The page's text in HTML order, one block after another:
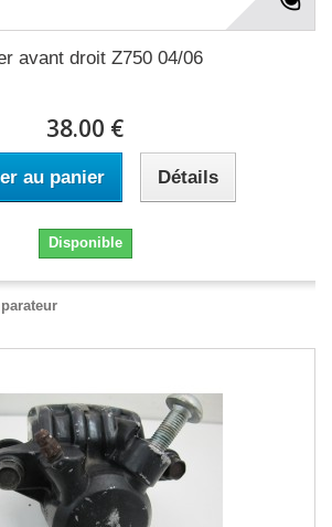
avant droit Z750 04/06
38.00 €
au panier Détails
Disponible